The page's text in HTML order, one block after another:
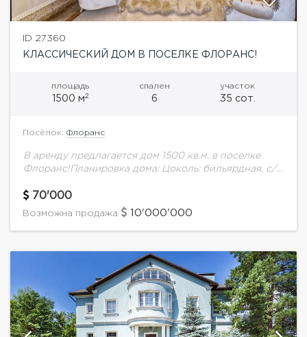
ID 27360
КЛАССИЧЕСКИЙ ДОМ В ПОСЕЛКЕ ФЛОРАНС!
площадь
1500 м2
спален
6
участок
35 сот.
Посёлок: Флоранс
В аренду предлагается дом 1500 кв.м. в поселке
Флоранс!Планировка дома: Цоколь: бильярдная, с/у,
винная комната, бассейн 40 м, финская сауна и
мини спортзал.Оборудование...
70'000
Возможна продажа 10'000'000